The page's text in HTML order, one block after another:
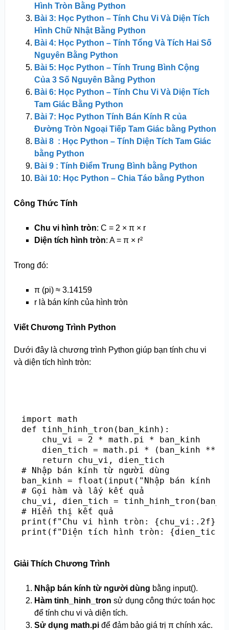
Hình Tròn Bằng Python
Bài 3: Học Python – Tính Chu Vi Và Diện Tích
Hình Chữ Nhật Bằng Python
Bài 4: Học Python – Tính Tổng Và Tích Hai Số
Nguyên Bằng Python
Bài 5: Học Python – Tính Trung Bình Cộng
Của 3 Số Nguyên Bằng Python
Bài 6: Học Python – Tính Chu Vi Và Diện Tích
Tam Giác Bằng Python
Bài 7: Học Python Tính Bán Kính R của
Đường Tròn Ngoại Tiếp Tam Giác bằng Python
Bài 8 : Học Python – Tính Diện Tích Tam Giác
bằng Python
Bài 9 : Tính Điểm Trung Bình bằng Python
Bài 10: Học Python – Chia Táo bằng Python
Công Thức Tính
Chu vi hình tròn: C = 2 × π × r
Diện tích hình tròn: A = π × r²
Trong đó:
π (pi) ≈ 3.14159
r là bán kính của hình tròn
Viết Chương Trình Python
Dưới đây là chương trình Python giúp bạn tính chu vi
và diện tích hình tròn:
import math
def tinh_hinh_tron(ban_kinh):
    chu_vi = 2 * math.pi * ban_kinh
dien_tich = math.pi * (ban_kinh **
    return chu_vi, dien_tich
# Nhập bán kính từ người dùng
ban_kinh = float(input("Nhập bán kính
# Gọi hàm và lấy kết quả
chu_vi, dien_tich =
# Hiển thị kết quả
print(f"Chu vi hình tròn: {chu_vi:.2f}")
Giải Thích Chương Trình
Nhập bán kính từ người dùng bằng input().
Hàm tinh_hinh_tron sử dụng công thức toán học
để tính chu vi và diện tích.
Sử dụng math.piđể đảm bảo giá trị π chính xác.